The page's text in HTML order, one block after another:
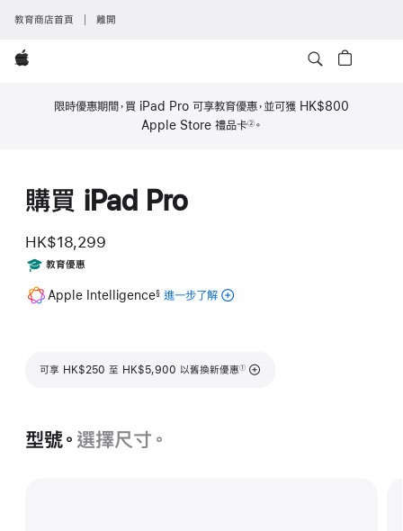
教育商店首頁 離開
Apple
限時優惠期間，買 iPad Pro 可享教育優惠，並可獲 HK$800
Apple Store 禮品卡②。
購買 iPad Pro
HK$18,299
Includes
教育優惠
Apple Intelligence腳
§ 進一步了解 適
的
可享 HK$250 至 HK$5,900 以舊換新優惠
註腳
①
型號。 選擇尺寸。